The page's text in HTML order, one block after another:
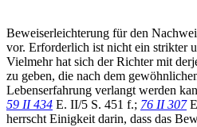
Beweiserleichterung für den
vor. Erforderlich ist nicht ein strikter
Vielmehr hat sich der Richter mit
zu geben, die nach dem
Lebenserfahrung verlangt werden
59 II 434 E. II/5 S. 451 f.; 76 II 307
herrscht Einigkeit darin, dass das